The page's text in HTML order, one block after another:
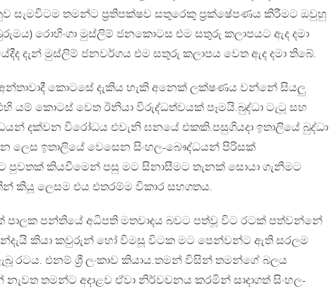
සැමවිටම තමන්ට ප්‍රතිපක්ෂව සතුරෙකු ප්‍රක්ෂේපණය කිරීමට ඔවුහු
රොහිංගා මුස්ලිම් ජනකොටස එම සතුරු කලාපයට ඇද දමා
දැන් මුස්ලිම් ජනවර්ගය එම සතුරු කලාපය වෙත ඇද දමා තිබේ.
කොටසේ දැකිය හැකි අනෙක් ලක්ෂණය වන්නේ සියලු
යම් කොටස් වෙත ඊනියා විරුද්ධත්වයක් පෑමයි.බුද්ධා ටැටූ සහ
දක්වන විරෝධය එවැනි ඝනයේ එකකි.පසුගියදා ඉතාලියේ බුද්ධා
ලෙස ඉතාලියේ වෙසෙන සිංහල-බෞද්ධයන් පිරිසක්
පුවතක් කියවීමෙන් පසු මට සිනාසීමට තැනක් සොයා ගැනීමට
කියූ ලෙසම එය එතරම්ම විකාර සහගතය.
පන්තියේ අධිපති මතවාදය බවට පත්වූ විට රටක් පත්වන්නේ
කියා කවුරුන් හෝ විමසූ විටක මට පෙන්වන්ට ඇති සරලම
රටය. එනම් ශ්‍රී ලංකාව කියාය.තමන් විසින් තමන්ගේ බලය
තමන්ට අදාළව ඒවා නිර්වචනය කරමින් සාදාගත් සිංහල-